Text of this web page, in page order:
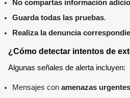
No compartas información
Guarda todas las pruebas.
Realiza la denuncia
¿Cómo detectar intentos de
Algunas señales de alerta incluyen:
Mensajes con amenazas urgentes